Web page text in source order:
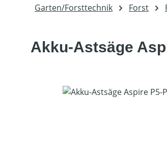
Garten/Forsttechnik Forst
Akku-Astsäge
Bildergalerie überspringen